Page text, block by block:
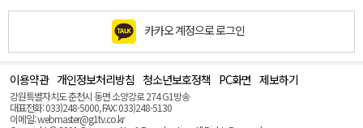
카카오 계정으로 로그인
이용약관 개인정보처리방침 청소년보호정책 PC화면 제보하기
강원특별자치도 춘천시 동면 소양강로 274 G1방송
대표전화: 033)248-5000, FAX: 033)248-5130
이메일: webmaster@g1tv.co.kr